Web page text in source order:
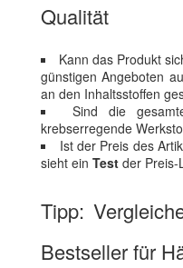
Qualität
Kann das Produkt
günstigen Angeboten
an den Inhaltsstoffen
Sind die
krebserregende
Ist der Preis des
sieht ein Test der Preis-
Tipp:
Bestseller für